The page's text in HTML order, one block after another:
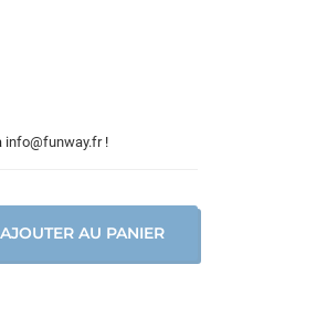
info@funway.fr!
AJOUTER AU PANIER